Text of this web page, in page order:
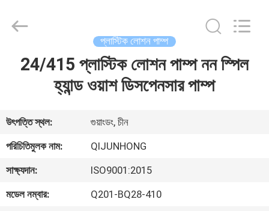
বাড়ি
ভিআর
শো
আমাদের
PRODUCTS
MANUFACTORY
Reserved.
প্লাস্টিক লোশন পাম্প
24/415 প্লাস্টিক লোশন পাম্প নন স্পিল
হ্যান্ড ওয়াশ ডিসপেনসার পাম্প
উৎপত্তি স্থল:
গুয়াংডং, চীন
পরিচিতিমুলক নাম:
QIJUNHONG
সাক্ষ্যদান:
ISO9001:2015
মডেল নম্বার:
Q201-BQ28-410